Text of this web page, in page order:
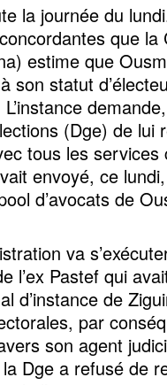
la journée du
que
estime que
son statut
(Dge) de lui
tous les services
envoyé, ce
d’avocats de
va
l’ex Pastef qui
d’instance de
par
son agent
Dge a refusé de